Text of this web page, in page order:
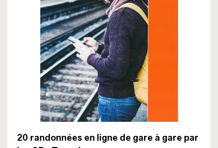
20 randonnées en ligne de gare à gare par